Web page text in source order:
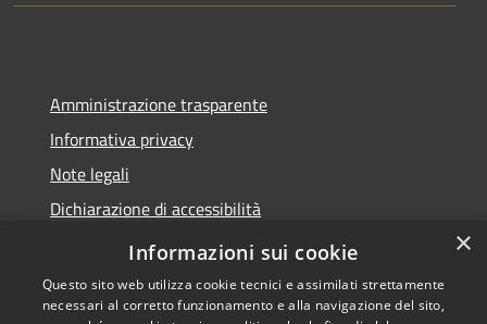
Amministrazione trasparente
Informativa privacy
Note legali
Dichiarazione di accessibilità
Sito web precedente
×
Informazioni sui cookie
Questo sito web utilizza cookie tecnici e assimilati strettamente
necessari al corretto funzionamento e alla navigazione del sito,